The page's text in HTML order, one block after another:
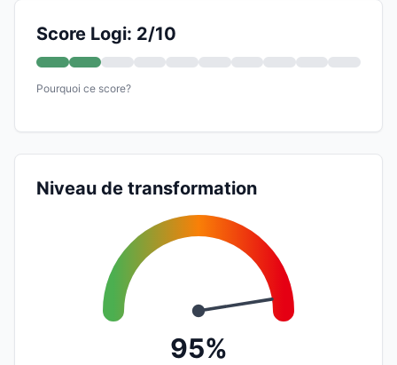
Score Logi: 2/10
Pourquoi ce score?
Niveau de transformation
95%